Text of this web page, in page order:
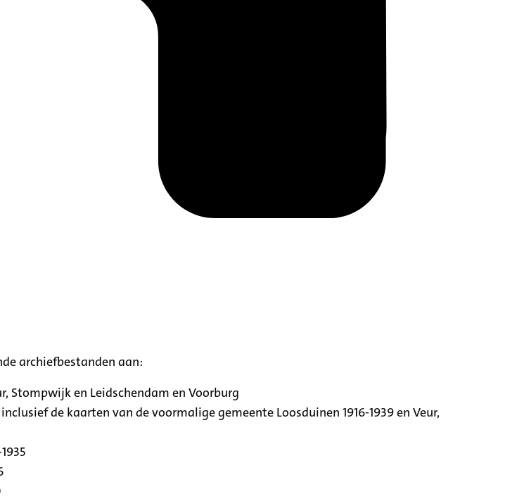
archiefbestanden aan:
Stompwijk en Leidschendam en Voorburg
de kaarten van de voormalige gemeente Loosduinen 1916-1939 en Veur,